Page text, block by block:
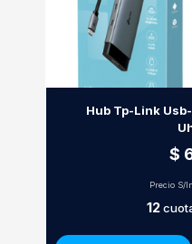
Hub Tp-Link
$
Precio S/
12